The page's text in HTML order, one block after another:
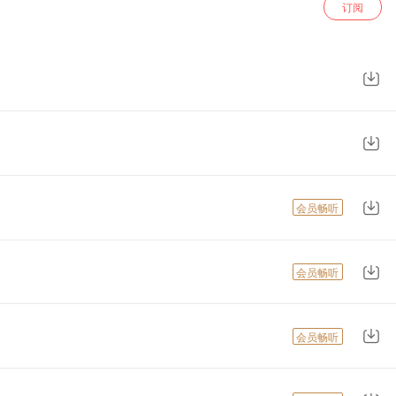
订阅
会员畅听
会员畅听
会员畅听